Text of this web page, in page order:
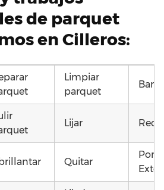
de parquet
en Cilleros:
Limpiar
parquet
Lijar
Quitar